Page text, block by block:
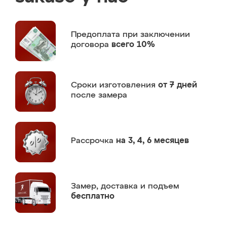
Предоплата при заключении
договора всего 10%
Сроки изготовления от 7 дней
после замера
Рассрочка на 3, 4, 6 месяцев
Замер, доставка и подъем
бесплатно